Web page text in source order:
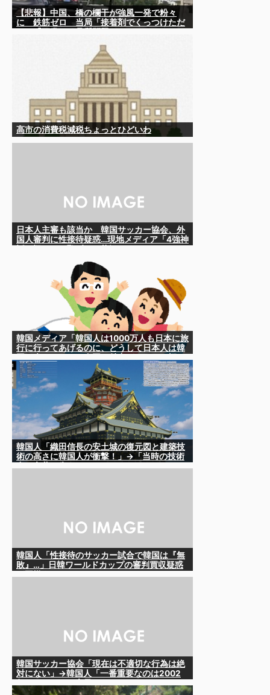
【悲報】中国、橋の欄干が強風一発で粉々
に 鉄筋ゼロ 当局「接着剤でくっつけただ
高市の消費税減税ちょっとひどいわ
日本人主審も該当か 韓国サッカー協会、外
国人審判に性接待疑惑…現地メディア「4強神
韓国メディア「韓国人は1000万人も日本に旅
行に行ってあげるのに、どうして日本人は韓
上げて日本を分析
韓国人「織田信長の安土城の復元図と建築技
術の高さに韓国人が衝撃！」→「当時の技術
韓国人「性接待のサッカー試合で韓国は『無
敗』…」日韓ワールドカップの審判買収疑惑
韓国サッカー協会「現在は不適切な行為は絶
対にない」→韓国人「一番重要なのは2002
「責任逃れが本当にひどい・・・」